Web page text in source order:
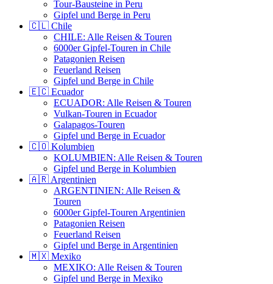
Tour-Bausteine in Peru
Gipfel und Berge in Peru
🇨🇱 Chile
CHILE: Alle Reisen & Touren
6000er Gipfel-Touren in Chile
Patagonien Reisen
Feuerland Reisen
Gipfel und Berge in Chile
🇪🇨 Ecuador
ECUADOR: Alle Reisen & Touren
Vulkan-Touren in Ecuador
Galapagos-Touren
Gipfel und Berge in Ecuador
🇨🇴 Kolumbien
KOLUMBIEN: Alle Reisen & Touren
Gipfel und Berge in Kolumbien
🇦🇷 Argentinien
ARGENTINIEN: Alle Reisen &
Touren
6000er Gipfel-Touren Argentinien
Patagonien Reisen
Feuerland Reisen
Gipfel und Berge in Argentinien
🇲🇽 Mexiko
MEXIKO: Alle Reisen & Touren
Gipfel und Berge in Mexiko